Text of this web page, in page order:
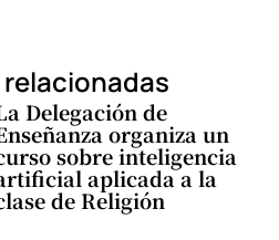
Delegación de
organiza un
sobre inteligencia
aplicada a la
de Religión